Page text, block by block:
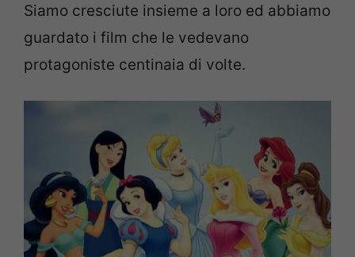
Siamo cresciute insieme a loro ed abbiamo
guardato i film che le vedevano
protagoniste centinaia di volte.